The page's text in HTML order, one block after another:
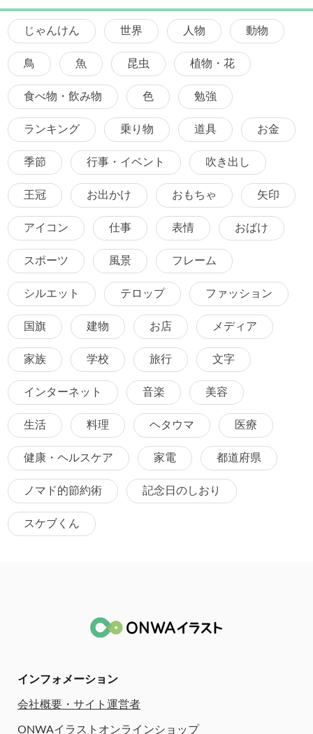
じゃんけん 世界 人物 動物
鳥 魚 昆虫 植物・花
食べ物・飲み物 色 勉強
ランキング 乗り物 道具 お金
季節 行事・イベント 吹き出し
王冠 お出かけ おもちゃ 矢印
アイコン 仕事 表情 おばけ
スポーツ 風景 フレーム
シルエット テロップ ファッション
国旗 建物 お店 メディア
家族 学校 旅行 文字
インターネット 音楽 美容
生活 料理 ヘタウマ 医療
健康・ヘルスケア 家電 都道府県
ノマド的節約術 記念日のしおり
スケブくん
インフォメーション
会社概要・サイト運営者
ONWAイラストオンラインショップ